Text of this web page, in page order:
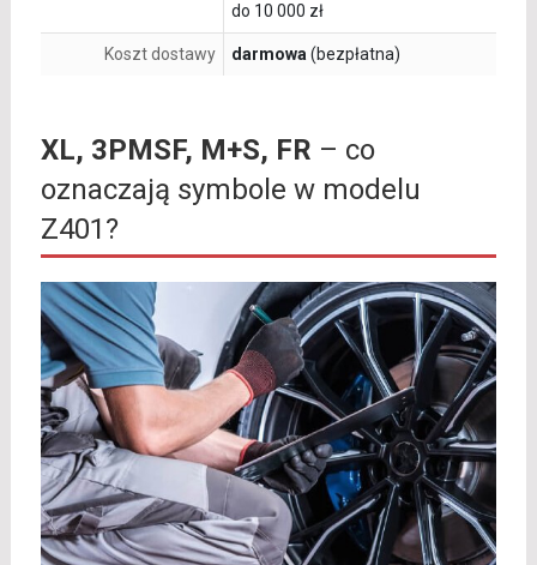
do 10 000 zł
Koszt dostawy darmowa (bezpłatna)
XL, 3PMSF, M+S, FR – co
oznaczają symbole w modelu
Z401?